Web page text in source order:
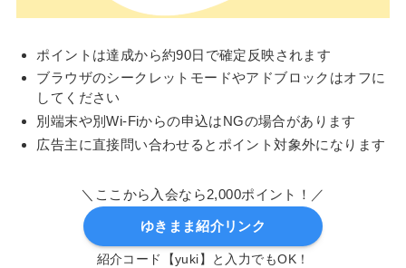
ポイントは達成から約90日で確定反映されます
ブラウザのシークレットモードやアドブロックはオフに
してください
別端末や別Wi-Fiからの申込はNGの場合があります
広告主に直接問い合わせるとポイント対象外になります
＼ここから入会なら2,000ポイント！／
ゆきまま紹介リンク
紹介コード【yuki】と入力でもOK！